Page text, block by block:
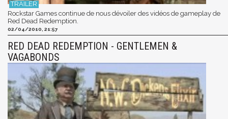
Rockstar Games continue de nous dévoiler des vidéos de gameplay de
Red Dead Redemption.
02/04/2010, 21:57
RED DEAD REDEMPTION - GENTLEMEN &
VAGABONDS